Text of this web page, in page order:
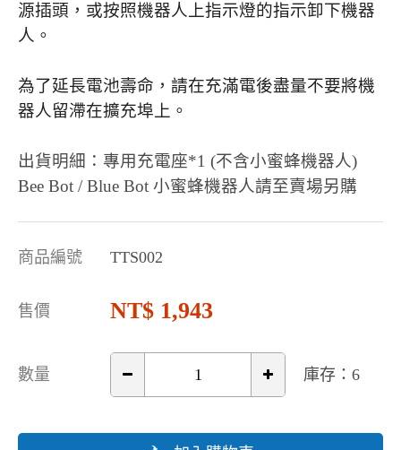
源插頭，或按照機器人上指示燈的指示卸下機器
人。
為了延長電池壽命，請在充滿電後盡量不要將機
器人留滯在擴充埠上。
出貨明細：專用充電座*1 (不含小蜜蜂機器人)
Bee Bot / Blue Bot 小蜜蜂機器人請至賣場另購
商品編號 TTS002
售價 1,943
數量 庫存：6